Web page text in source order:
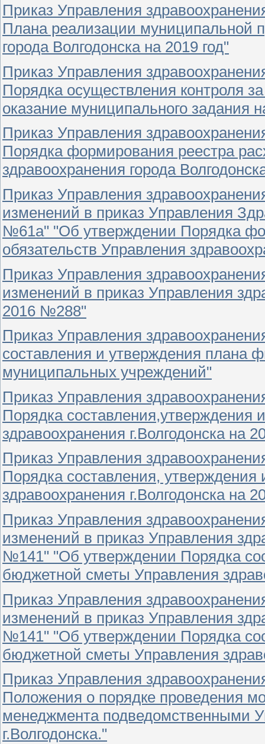
Приказ Управления
Плана реализации муниципальной
города Волгодонска на 2019 год"
Приказ Управления
Порядка осуществления контроля
оказание муниципального задания
Приказ Управления
Порядка формирования реестра
здравоохранения города
Приказ Управления
изменений в приказ Управления
№61а" "Об утверждении Порядка
обязательств Управления
Приказ Управления
изменений в приказ Управления
2016 №288"
Приказ Управления
составления и утверждения плана
муниципальных учреждений"
Приказ Управления
Порядка
здравоохранения г.Волгодонска на
Приказ Управления
Порядка составления,
здравоохранения г.Волгодонска на
Приказ Управления
изменений в приказ Управления
№141" "Об утверждении Порядка
бюджетной сметы Управления
Приказ Управления
изменений в приказ Управления
№141" "Об утверждении Порядка
бюджетной сметы Управления
Приказ Управления
Положения о порядке проведения
менеджмента подведомственными
г.Волгодонска."